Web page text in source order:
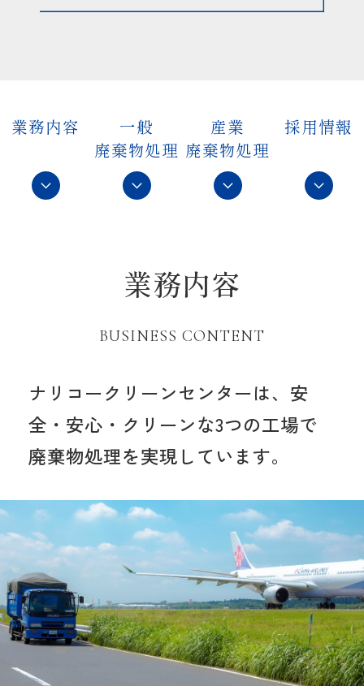
業務内容
一般
廃棄物処理
産業
廃棄物処理
採用情報
業務内容
BUSINESS CONTENT
ナリコークリーンセンターは、安
全・安心・クリーンな3つの工場で
廃棄物処理を実現しています。